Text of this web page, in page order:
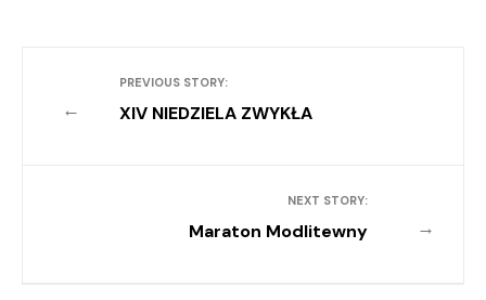
←
PREVIOUS STORY:
XIV NIEDZIELA ZWYKŁA
→
NEXT STORY:
Maraton Modlitewny